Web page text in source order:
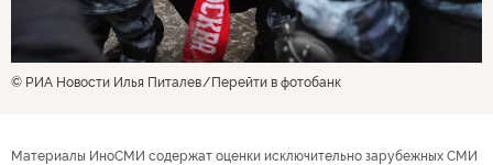
© РИА Новости Илья Питалев Перейти в фотобанк
Материалы ИноСМИ содержат оценки исключительно зарубежных СМИ